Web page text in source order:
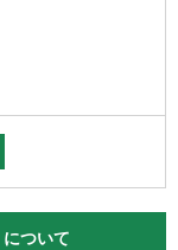
ついて